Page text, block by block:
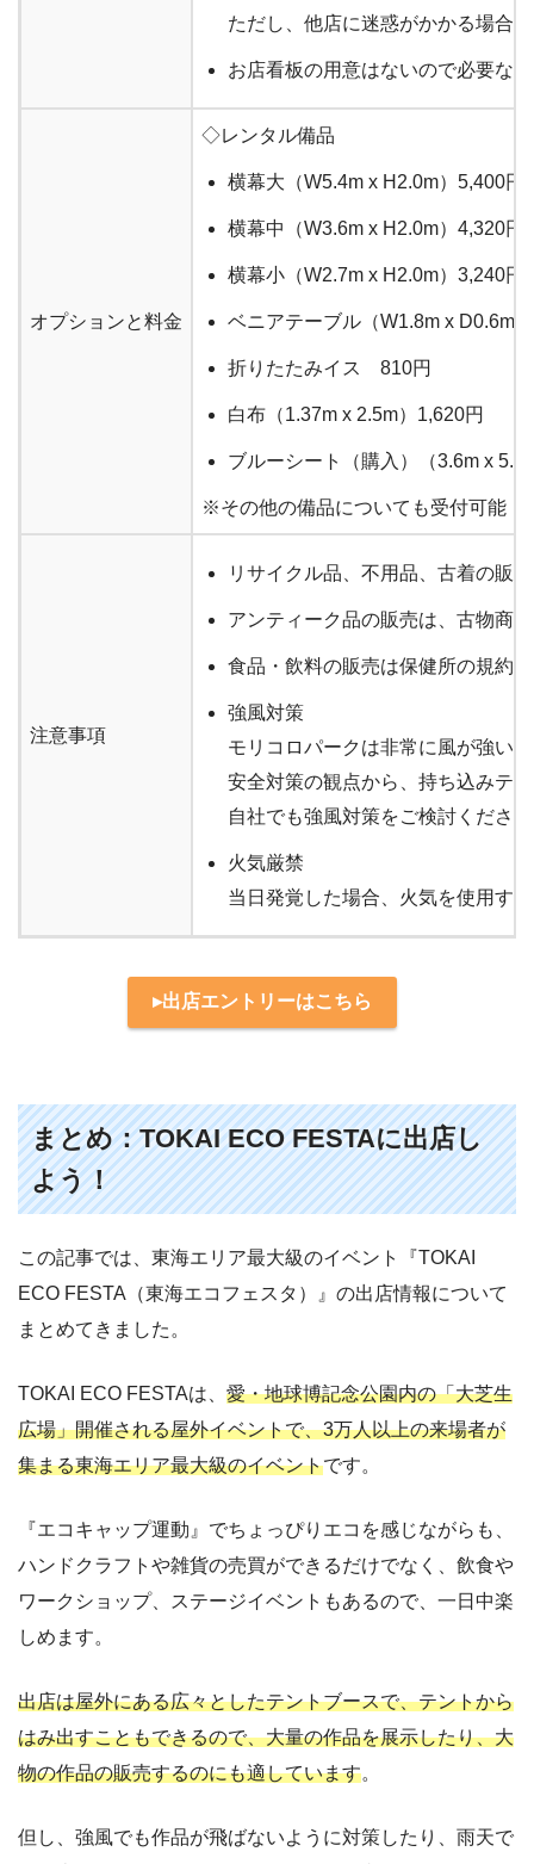
ただし、他店に迷惑がかかる場合
お店看板の用意はないので必要な
オプションと料金
◇レンタル備品
横幕大（W5.4m x H2.0m）5,400円
横幕中（W3.6m x H2.0m）4,320円
横幕小（W2.7m x H2.0m）3,240円
ベニアテーブル（W1.8m x D0.6m
折りたたみイス 810円
白布（1.37m x 2.5m）1,620円
ブルーシート（購入）（3.6m x
※その他の備品についても受付可能
注意事項
リサイクル品、不用品、古着の販
アンティーク品の販売は、古物商
食品・飲料の販売は保健所の規約
強風対策
モリコロパークは非常に風が強い
安全対策の観点から、持ち込みテ
自社でも強風対策をご検討くださ
火気厳禁
当日発覚した場合、火気を使用す
▸出店エントリーはこちら
まとめ：TOKAI ECO FESTAに出店し
よう！
この記事では、東海エリア最大級のイベント『TOKAI
ECO FESTA（東海エコフェスタ）』の出店情報について
まとめてきました。
TOKAI ECO FESTAは、 愛・地球博記念公園内の「大芝生
広場」開催される屋外イベントで、3万人以上の来場者が
集まる東海エリア最大級のイベントです。
『エコキャップ運動』でちょっぴりエコを感じながらも、
ハンドクラフトや雑貨の売買ができるだけでなく、飲食や
ワークショップ、ステージイベントもあるので、一日中楽
しめます。
出店は屋外にある広々としたテントブースで、テントから
はみ出すこともできるので、大量の作品を展示したり、大
物の作品の販売するのにも適しています。
但し、強風でも作品が飛ばないように対策したり、雨天で